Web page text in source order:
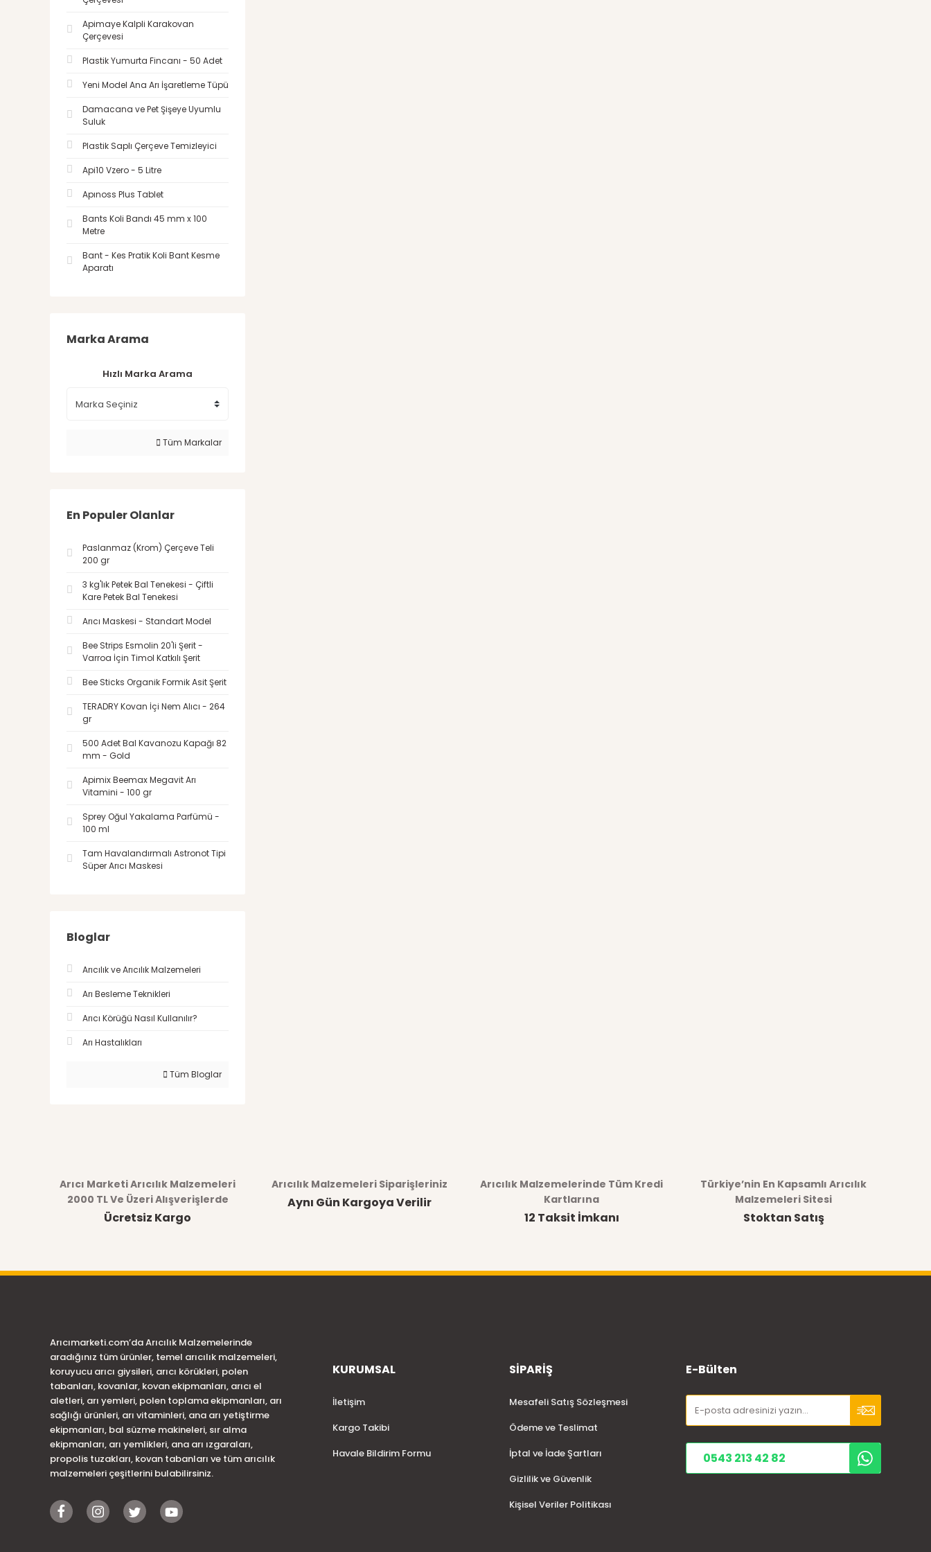
Apimaye Kalpli Karakovan
Çerçevesi
Plastik Yumurta Fincanı - 50 Adet
Yeni Model Ana Arı İşaretleme Tüpü
Damacana ve Pet Şişeye Uyumlu
Suluk
Plastik Saplı Çerçeve Temizleyici
Api10 Vzero - 5 Litre
Apınoss Plus Tablet
Bants Koli Bandı 45 mm x 100
Metre
Bant - Kes Pratik Koli Bant Kesme
Aparatı
Marka Arama
Hızlı Marka Arama
Tüm Markalar
En Populer Olanlar
Paslanmaz (Krom) Çerçeve Teli
200 gr
3 kg'lık Petek Bal Tenekesi - Çiftli
Kare Petek Bal Tenekesi
Arıcı Maskesi - Standart Model
Bee Strips Esmolin 20'li Şerit -
Varroa İçin Timol Katkılı Şerit
Bee Sticks Organik Formik Asit Şerit
TERADRY Kovan İçi Nem Alıcı - 264
gr
500 Adet Bal Kavanozu Kapağı 82
mm - Gold
Apimix Beemax Megavit Arı
Vitamini - 100 gr
Sprey Oğul Yakalama Parfümü -
100 ml
Tam Havalandırmalı Astronot Tipi
Süper Arıcı Maskesi
Bloglar
Arıcılık ve Arıcılık Malzemeleri
Arı Besleme Teknikleri
Arıcı Körüğü Nasıl Kullanılır?
Arı Hastalıkları
Tüm Bloglar
Arıcı Marketi Arıcılık Malzemeleri
2000 TL Ve Üzeri Alışverişlerde
Ücretsiz Kargo
Arıcılık Malzemeleri Siparişleriniz
Aynı Gün Kargoya Verilir
Arıcılık Malzemelerinde Tüm Kredi
Kartlarına
12 Taksit İmkanı
Türkiye’nin En Kapsamlı Arıcılık
Malzemeleri Sitesi
Stoktan Satış
Arıcımarketi.com’da Arıcılık Malzemelerinde
aradığınız tüm ürünler, temel arıcılık malzemeleri,
koruyucu arıcı giysileri, arıcı körükleri, polen
tabanları, kovanlar, kovan ekipmanları, arıcı el
aletleri, arı yemleri, polen toplama ekipmanları, arı
sağlığı ürünleri, arı vitaminleri, ana arı yetiştirme
ekipmanları, bal süzme makineleri, sır alma
ekipmanları, arı yemlikleri, ana arı ızgaraları,
propolis tuzakları, kovan tabanları ve tüm arıcılık
malzemeleri çeşitlerini bulabilirsiniz.
KURUMSAL
İletişim
Kargo Takibi
Havale Bildirim Formu
SİPARİŞ
Mesafeli Satış Sözleşmesi
Ödeme ve Teslimat
İptal ve İade Şartları
Gizlilik ve Güvenlik
Kişisel Veriler Politikası
E-Bülten
0543 213 42 82